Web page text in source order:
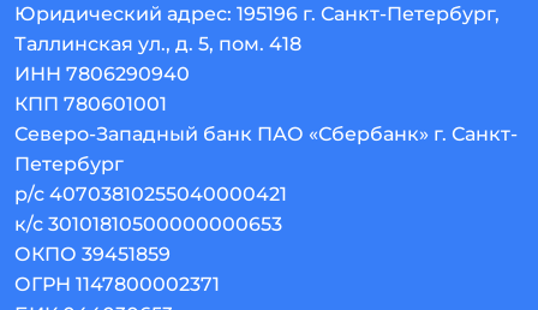
Юридический адрес: 195196 г. Санкт-Петербург,
Таллинская ул., д. 5, пом. 418
ИНН 7806290940
КПП 780601001
Северо-Западный банк ПАО «Сбербанк» г. Санкт-
Петербург
р/с 40703810255040000421
к/с 30101810500000000653
ОКПО 39451859
ОГРН 1147800002371